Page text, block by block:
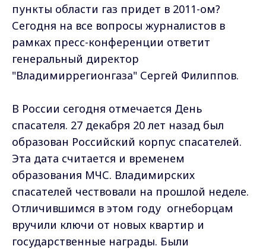
пункты области газ придет в 2011-ом?
Сегодня на все вопросы журналистов в
рамках пресс-конференции ответит
генеральный директор
"Владимиррегионгаза" Сергей Филиппов.
В России сегодня отмечается День
спасателя. 27 декабря 20 лет назад был
образован Российский корпус спасателей.
Эта дата считается и временем
образования МЧС. Владимирских
спасателей чествовали на прошлой неделе.
Отличившимся в этом году огнеборцам
вручили ключи от новых квартир и
государственные награды. Были